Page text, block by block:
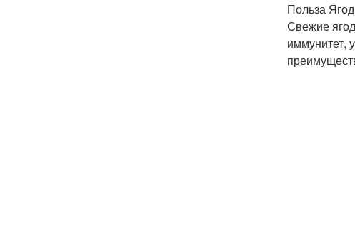
Польза
Свежие
иммунитет,